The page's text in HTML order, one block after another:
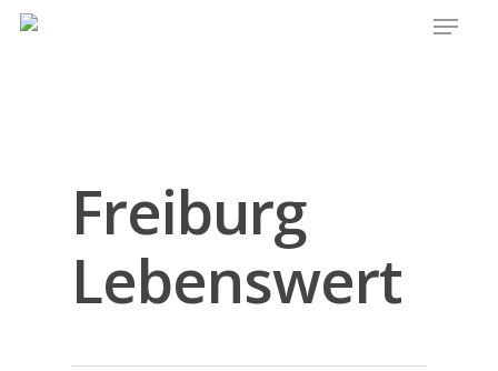
Zum großen Bildarchiv
Freiburg
Lebenswert